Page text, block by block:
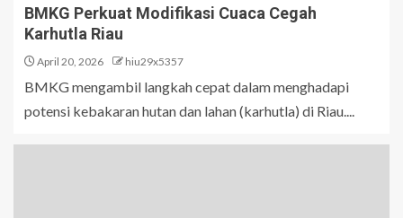
BMKG Perkuat Modifikasi Cuaca Cegah
Karhutla Riau
April 20, 2026 hiu29x5357
BMKG mengambil langkah cepat dalam menghadapi
potensi kebakaran hutan dan lahan (karhutla) di Riau....